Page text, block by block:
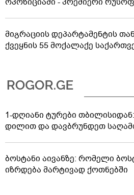
მიგრაციის დეპარტამენტის
ქვეყნის 55 მოქალაქე
1-დღიანი ტურები
დილით და დავბრუნდეთ
ბოსტანი აივანზე: რომელი
იზრდება მარტივად ქოთნებში